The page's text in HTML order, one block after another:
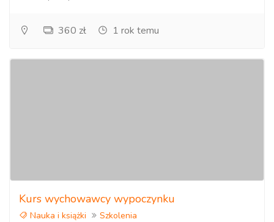
360 zł 1 rok temu
Kurs wychowawcy wypoczynku
Nauka i książki
Szkolenia